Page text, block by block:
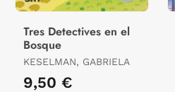
Tres Detectives en el
Bosque
KESELMAN, GABRIELA
9,50 €